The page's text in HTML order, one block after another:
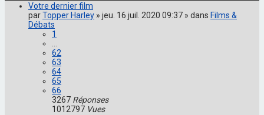
Votre dernier film
parTopper Harley » jeu. 16 juil. 2020 09:37 » dans Films &
Débats
1
62
63
64
65
66
3267 Réponses
1012797 Vues